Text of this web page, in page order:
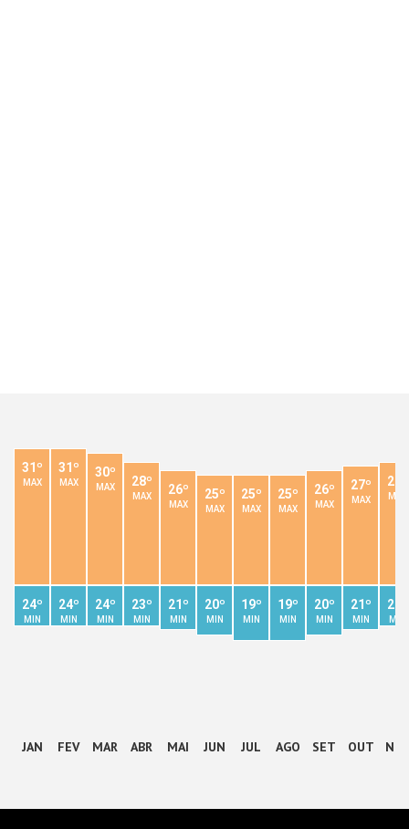
31º
MAX
24º
MIN
JAN
31º
MAX
24º
MIN
FEV
30º
MAX
24º
MIN
MAR
28º
MAX
23º
MIN
ABR
26º
MAX
21º
MIN
MAI
25º
MAX
20º
MIN
JUN
25º
MAX
19º
MIN
JUL
25º
MAX
19º
MIN
AGO
26º
MAX
20º
MIN
SET
27º
MAX
21º
MIN
OUT
28º
MAX
22º
MIN
NOV